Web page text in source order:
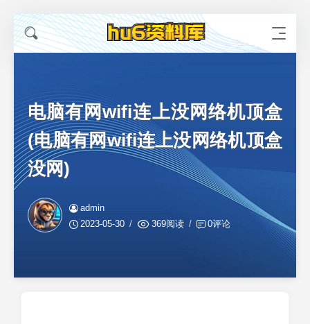
电脑有网wifi连上没网络机顶盒
(电脑有网wifi连上没网络机顶盒
没网)
admin
2023-05-30
369阅读 0评论